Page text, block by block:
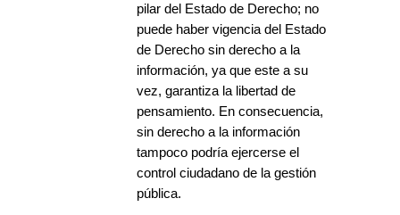
pilar del Estado de Derecho; no
puede haber vigencia del Estado
de Derecho sin derecho a la
información, ya que este a su
vez, garantiza la libertad de
pensamiento. En consecuencia,
sin derecho a la información
tampoco podría ejercerse el
control ciudadano de la gestión
pública.